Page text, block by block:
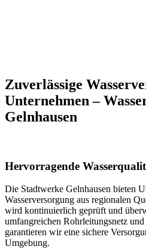
Zuverlässige
Unternehmen –
Gelnhausen
Hervorragende
Die Stadtwerke Gelnhausen bieten
Wasserversorgung aus regionalen
wird kontinuierlich geprüft und
umfangreichen Rohrleitungsnetz
garantieren wir eine sichere
Umgebung.